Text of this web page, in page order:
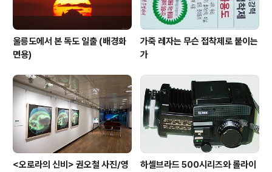
울릉도에서 본 독도 일출 (배경화
면용)
가죽 레자는 무슨 접착제로 붙이는
가
<오로라의 신비> 권오철 사진/영
하셀브라드 500시리즈와 롤라이